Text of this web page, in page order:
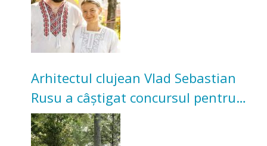
Arhitectul clujean Vlad Sebastian
Rusu a câștigat concursul pentru
transformarea Grădinii Casei
Universitarilor